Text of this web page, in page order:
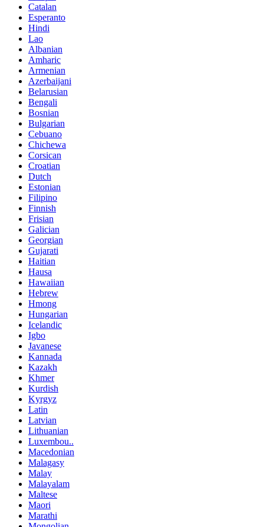
Catalan
Esperanto
Hindi
Lao
Albanian
Amharic
Armenian
Azerbaijani
Belarusian
Bengali
Bosnian
Bulgarian
Cebuano
Chichewa
Corsican
Croatian
Dutch
Estonian
Filipino
Finnish
Frisian
Galician
Georgian
Gujarati
Haitian
Hausa
Hawaiian
Hebrew
Hmong
Hungarian
Icelandic
Igbo
Javanese
Kannada
Kazakh
Khmer
Kurdish
Kyrgyz
Latin
Latvian
Lithuanian
Luxembou..
Macedonian
Malagasy
Malay
Malayalam
Maltese
Maori
Marathi